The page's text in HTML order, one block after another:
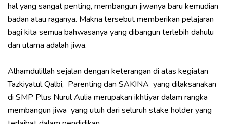
hal yang sangat penting, membangun jiwanya baru kemudian
badan atau raganya. Makna tersebut memberikan pelajaran
bagi kita semua bahwasanya yang dibangun terlebih dahulu
dan utama adalah jiwa.
Alhamdulillah sejalan dengan keterangan di atas kegiatan
Tazkiyatul Qalbi, Parenting dan SAKINA yang dilaksanakan
di SMP Plus Nurul Aulia merupakan ikhtiyar dalam rangka
membangun jiwa yang utuh dari seluruh stake holder yang